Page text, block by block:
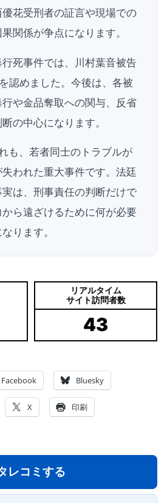
花受刑者の証言や現場での
関係が争点になります。
死事件では、川村葉音被告
認めました。今後は、各被
や金品奪取への関与、反省
の中心になります。
も、若者同士のトラブルが
われた重大事件です。法廷
は、刑事責任の判断だけで
ら遠ざけるために何が必要
ります。
リアルタイム
サイト訪問者数
43
Facebook Bluesky
X 印刷
レコミする